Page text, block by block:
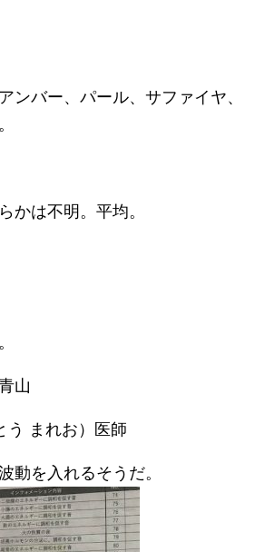
ンバー、パール、サファイヤ、
は不明。平均。
山
う まれお）医師
動を入れるそうだ。